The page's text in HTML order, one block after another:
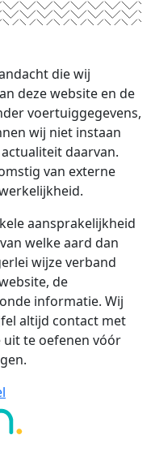
die wij
deze website en de
voertuiggegevens,
wij niet instaan
daarvan.
van externe
aansprakelijkheid
welke aard dan
wijze verband
de
informatie. Wij
altijd contact met
uit te oefenen vóór